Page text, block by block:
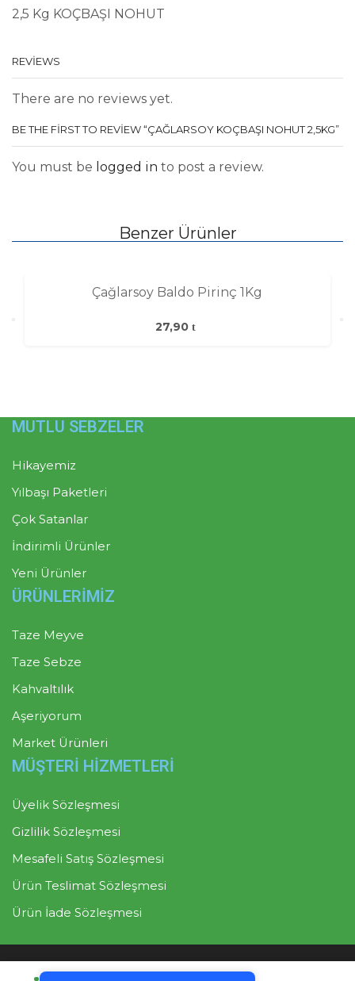
Tek Tıkla Ödeme Kolaylığı
7/24 Canlı Destek
2,5 Kg KOÇBAŞI NOHUT
REVIEWS
There are no reviews yet.
BE THE FIRST TO REVIEW “ÇAĞLARSOY KOÇBAŞI NOHUT 2,5KG”
You must be logged in to post a review.
Benzer Ürünler
Çağlarsoy Baldo Pirinç 1Kg
27,90
MUTLU SEBZELER
Hikayemiz
Yılbaşı Paketleri
Çok Satanlar
İndirimli Ürünler
Yeni Ürünler
ÜRÜNLERİMİZ
Taze Meyve
Taze Sebze
Kahvaltılık
Aşeriyorum
Market Ürünleri
MÜŞTERİ HİZMETLERİ
Üyelik Sözleşmesi
Gizlilik Sözleşmesi
Mesafeli Satış Sözleşmesi
Ürün Teslimat Sözleşmesi
Ürün İade Sözleşmesi